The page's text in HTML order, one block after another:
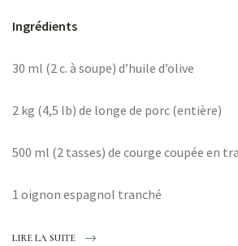
Ingrédients
30 ml (2 c. à soupe) d’huile d’olive
2 kg (4,5 lb) de longe de porc (entière)
500 ml (2 tasses) de courge coupée en
1 oignon espagnol tranché
LIRE LA SUITE